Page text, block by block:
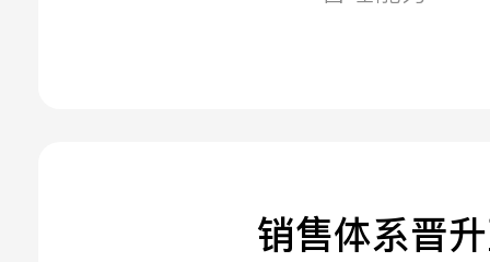
销售体系晋